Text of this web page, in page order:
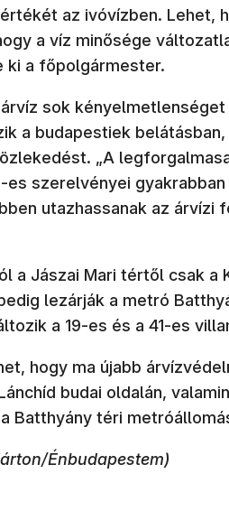
az ivóvízben. Lehet,
a víz minősége
ki a főpolgármester.
sok
a budapestiek
„A
es szerelvényei
utazhassanak az árvízi
a Jászai Mari tértől csak a
lezárják a metró
a 19-es és a 41-es
hogy ma újabb
budai oldalán,
Batthyány téri
Énbudapestem)